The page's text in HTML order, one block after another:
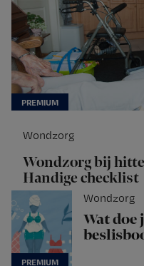
Wondzorg
Wondzorg bij
Handige checklist
Wondzorg
Wat doe